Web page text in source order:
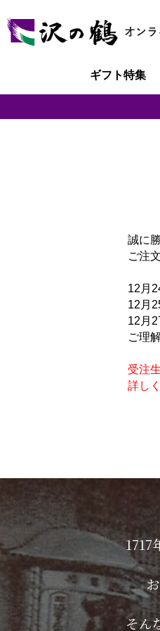
ギフト特集
誠に
ご注
12月
12月
12月
ご理
受注
詳し
1717
そん